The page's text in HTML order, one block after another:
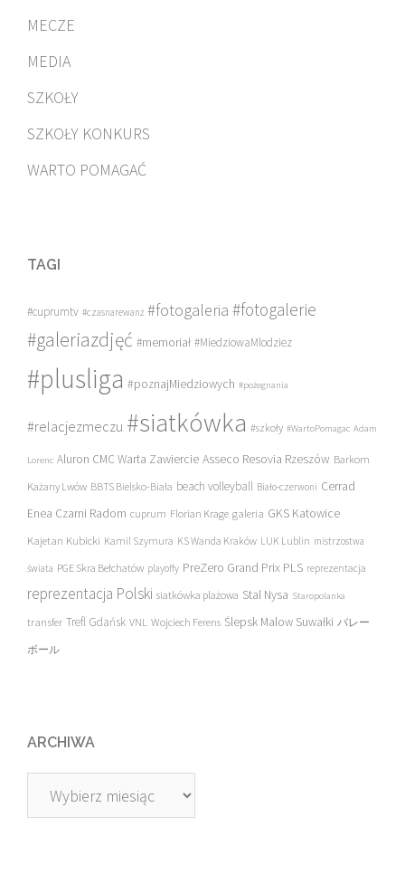
MECZE
MEDIA
SZKOŁY
SZKOŁY KONKURS
WARTO POMAGAĆ
TAGI
#cuprumtv #czasnarewanż #fotogaleria #fotogalerie
#galeriazdjęć #memoriał #MiedziowaMlodziez
#plusliga #poznajMiedziowych #pożegnania
#relacjezmeczu #siatkówka #szkoły #WartoPomagac Adam
Lorenc Aluron CMC Warta Zawiercie Asseco Resovia Rzeszów Barkom
Każany Lwów BBTS Bielsko-Biała beach volleyball Biało-czerwoni Cerrad
Enea Czarni Radom cuprum Florian Krage galeria GKS Katowice
Kajetan Kubicki Kamil Szymura KS Wanda Kraków LUK Lublin mistrzostwa
świata PGE Skra Bełchatów playoffy PreZero Grand Prix PLS reprezentacja
reprezentacja Polski siatkówka plażowa Stal Nysa Staropolanka
transfer Trefl Gdańsk VNL Wojciech Ferens Ślepsk Malow Suwałki バレー
ボール
ARCHIWA
Archiwa